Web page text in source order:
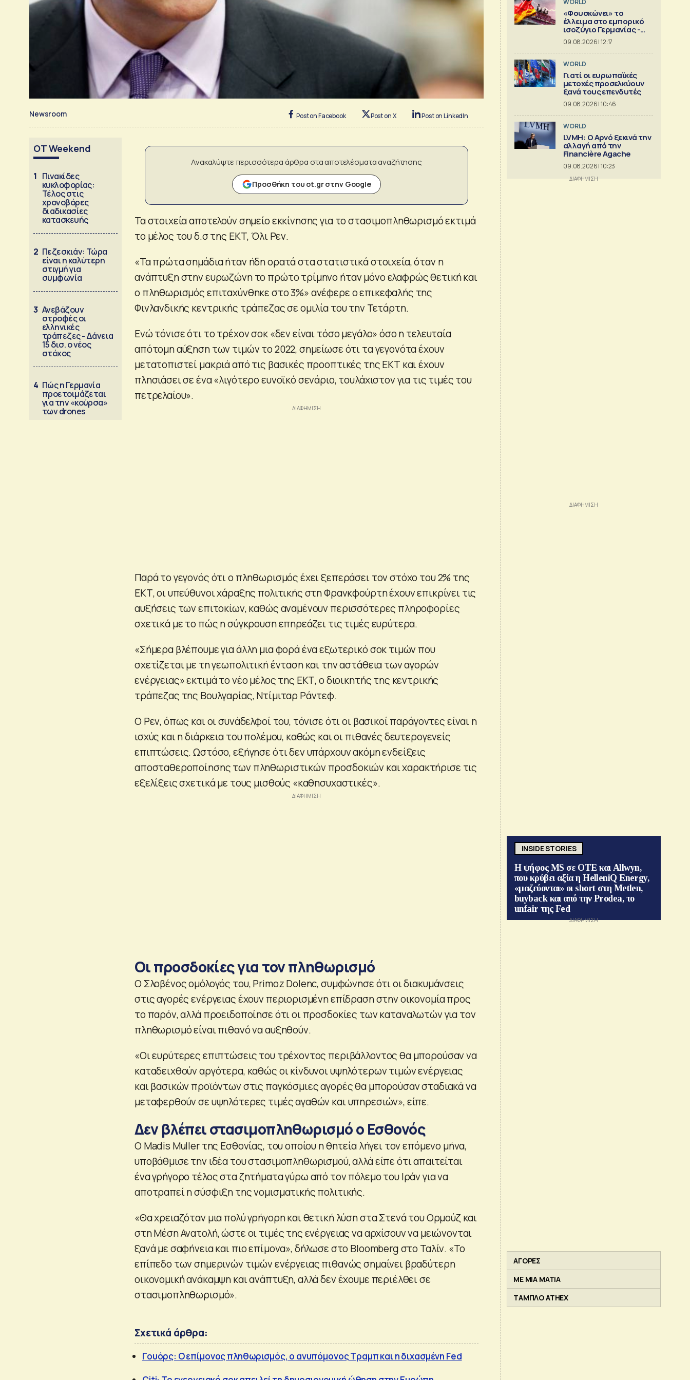
Newsroom Post on Facebook Post on X Post on LinkedIn
OT Weekend
1 Πινακίδες
κυκλοφορίας:
Τέλος στις
χρονοβόρες
διαδικασίες
κατασκευής
2 Πεζεσκιάν: Τώρα
είναι η καλύτερη
στιγμή για
συμφωνία
3 Ανεβάζουν
στροφές οι
ελληνικές
τράπεζες - Δάνεια
15 δισ. ο νέος
στόχος
4 Πώς η Γερμανία
προετοιμάζεται
για την «κούρσα»
των drones
Ανακαλύψτε περισσότερα άρθρα στα αποτελέσματα αναζήτησης
Προσθήκη του ot.gr στην Google
Τα στοιχεία αποτελούν σημείο εκκίνησης για το στασιμοπληθωρισμό εκτιμά
το μέλος του δ.σ της ΕΚΤ, Όλι Ρεν.
«Τα πρώτα σημάδια ήταν ήδη ορατά στα στατιστικά στοιχεία, όταν η
ανάπτυξη στην ευρωζώνη το πρώτο τρίμηνο ήταν μόνο ελαφρώς θετική και
ο πληθωρισμός επιταχύνθηκε στο 3%» ανέφερε ο επικεφαλής της
Φινλανδικής κεντρικής τράπεζας σε ομιλία του την Τετάρτη.
Ενώ τόνισε ότι το τρέχον σοκ «δεν είναι τόσο μεγάλο» όσο η τελευταία
απότομη αύξηση των τιμών το 2022, σημείωσε ότι τα γεγονότα έχουν
μετατοπιστεί μακριά από τις βασικές προοπτικές της ΕΚΤ και έχουν
πλησιάσει σε ένα «λιγότερο ευνοϊκό σενάριο, τουλάχιστον για τις τιμές του
πετρελαίου».
Παρά το γεγονός ότι ο πληθωρισμός έχει ξεπεράσει τον στόχο του 2% της
ΕΚΤ, οι υπεύθυνοι χάραξης πολιτικής στη Φρανκφούρτη έχουν επικρίνει τις
αυξήσεις των επιτοκίων, καθώς αναμένουν περισσότερες πληροφορίες
σχετικά με το πώς η σύγκρουση επηρεάζει τις τιμές ευρύτερα.
«Σήμερα βλέπουμε για άλλη μια φορά ένα εξωτερικό σοκ τιμών που
σχετίζεται με τη γεωπολιτική ένταση και την αστάθεια των αγορών
ενέργειας» εκτιμά το νέο μέλος της ΕΚΤ, ο διοικητής της κεντρικής
τράπεζας της Βουλγαρίας, Ντίμιταρ Ράντεφ.
Ο Ρεν, όπως και οι συνάδελφοί του, τόνισε ότι οι βασικοί παράγοντες είναι η
ισχύς και η διάρκεια του πολέμου, καθώς και οι πιθανές δευτερογενείς
επιπτώσεις. Ωστόσο, εξήγησε ότι δεν υπάρχουν ακόμη ενδείξεις
αποσταθεροποίησης των πληθωριστικών προσδοκιών και χαρακτήρισε τις
εξελίξεις σχετικά με τους μισθούς «καθησυχαστικές».
Οι προσδοκίες για τον πληθωρισμό
Ο Σλοβένος ομόλογός του, Primoz Dolenc, συμφώνησε ότι οι διακυμάνσεις
στις αγορές ενέργειας έχουν περιορισμένη επίδραση στην οικονομία προς
το παρόν, αλλά προειδοποίησε ότι οι προσδοκίες των καταναλωτών για τον
πληθωρισμό είναι πιθανό να αυξηθούν.
«Οι ευρύτερες επιπτώσεις του τρέχοντος περιβάλλοντος θα μπορούσαν να
καταδειχθούν αργότερα, καθώς οι κίνδυνοι υψηλότερων τιμών ενέργειας
και βασικών προϊόντων στις παγκόσμιες αγορές θα μπορούσαν σταδιακά να
μεταφερθούν σε υψηλότερες τιμές αγαθών και υπηρεσιών», είπε.
Δεν βλέπει στασιμοπληθωρισμό ο Εσθονός
Ο Madis Muller της Εσθονίας, του οποίου η θητεία λήγει τον επόμενο μήνα,
υποβάθμισε την ιδέα του στασιμοπληθωρισμού, αλλά είπε ότι απαιτείται
ένα γρήγορο τέλος στα ζητήματα γύρω από τον πόλεμο του Ιράν για να
αποτραπεί η σύσφιξη της νομισματικής πολιτικής.
«Θα χρειαζόταν μια πολύ γρήγορη και θετική λύση στα Στενά του Ορμούζ και
στη Μέση Ανατολή, ώστε οι τιμές της ενέργειας να αρχίσουν να μειώνονται
ξανά με σαφήνεια και πιο επίμονα», δήλωσε στο Bloomberg στο Ταλίν. «Το
επίπεδο των σημερινών τιμών ενέργειας πιθανώς σημαίνει βραδύτερη
οικονομική ανάκαμψη και ανάπτυξη, αλλά δεν έχουμε περιέλθει σε
στασιμοπληθωρισμό».
Σχετικά άρθρα:
Γουόρς: Ο επίμονος πληθωρισμός, ο ανυπόμονος Τραμπ και η διχασμένη Fed
WORLD
«Φουσκώνει» το
έλλειμα στο εμπορικό
ισοζύγιο Γερμανίας -
Κίνας
09.08.2026 | 12:17
WORLD
Γιατί οι ευρωπαϊκές
μετοχές προσελκύουν
ξανά τους επενδυτές
09.08.2026 | 10:46
WORLD
LVMH: Ο Αρνό ξεκινά την
αλλαγή από την
Financière Agache
09.08.2026 | 10:23
INSIDE STORIES
Η ψήφος MS σε ΟΤΕ και Allwyn,
που κρύβει αξία η HelleniQ Energy,
«μαζεύονται» οι short στη Metlen,
buyback και από την Prodea, το
unfair της Fed
ΑΓΟΡΕΣ
ΜΕ ΜΙΑ ΜΑΤΙΑ
ΤΑΜΠΛΟ ATHEX